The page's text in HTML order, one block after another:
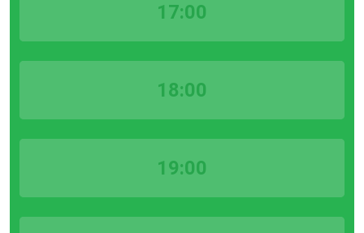
17:00
18:00
19:00